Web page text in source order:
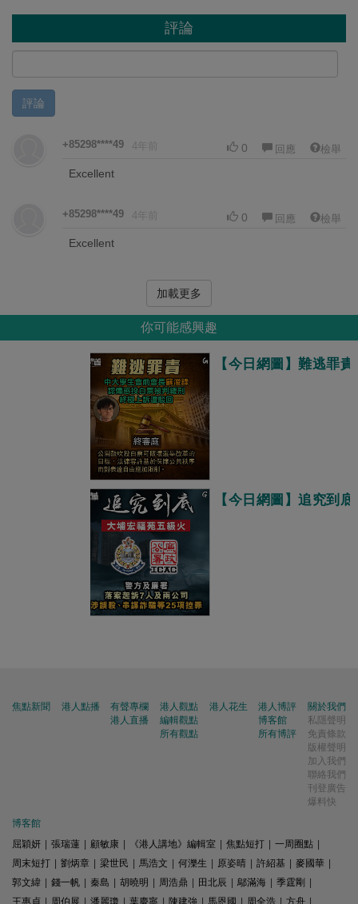
評論
評論
+85298****49 4年前 0 回應 檢舉
Excellent
+85298****49 4年前 0 回應 檢舉
Excellent
加載更多
你可能感興趣
【今日網圖】難逃罪責
【今日網圖】追究到底
焦點新聞 港人點播
有聲專欄
港人直播
港人觀點
編輯觀點
所有觀點
港人花生
港人博評
博客館
所有博評
關於我們
私隱聲明
免責條款
版權聲明
加入我們
聯絡我們
刊登廣告
爆料快
博客館
屈穎妍
張瑞蓮 顧敏康 《港人講地》編輯室 焦點短打 一周圈點
周末短打
劉炳章 梁世民 馬浩文 何濼生 原姿晴 許紹基 麥國華
郭文緯
錢一帆 秦島 胡曉明 周浩鼎 田北辰 鄔滿海 季霆剛
王惠貞
周伯展 潘麗瓊 葉慶寧 陳建強 馬恩國 周全浩 方舟